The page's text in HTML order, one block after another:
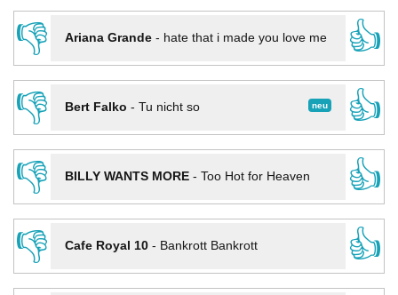
👎
Ariana Grande- hate that i made you love me
👍
👎
neu
Bert Falko - Tu nicht so
👍
👎
BILLY WANTS MORE- Too Hot for Heaven
👍
👎
Cafe Royal 10- Bankrott Bankrott
👍